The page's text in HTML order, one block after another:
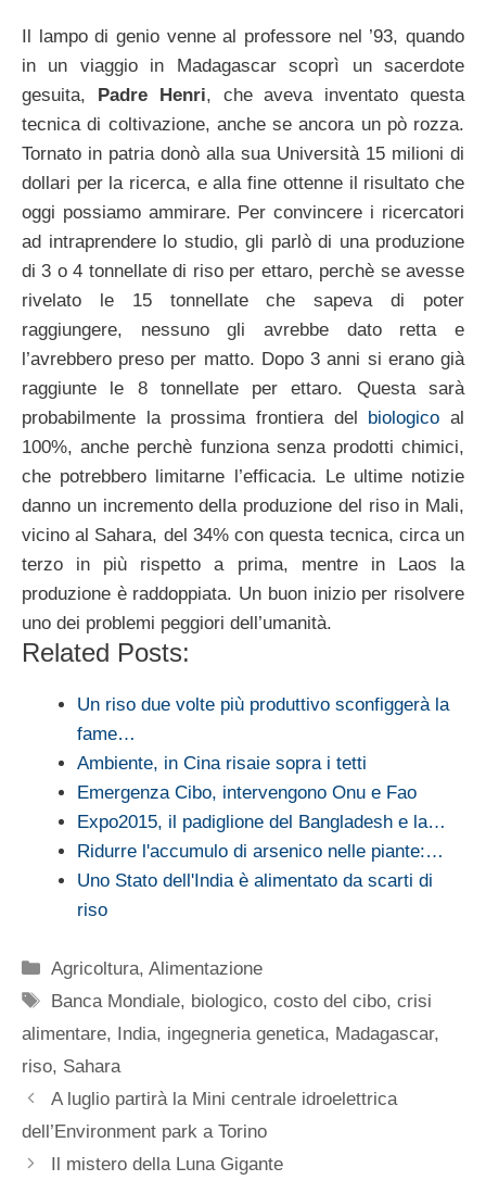
Il lampo di genio venne al professore nel ’93, quando
in un viaggio in Madagascar scoprì un sacerdote
gesuita, Padre Henri, che aveva inventato questa
tecnica di coltivazione, anche se ancora un pò rozza.
Tornato in patria donò alla sua Università 15 milioni di
dollari per la ricerca, e alla fine ottenne il risultato che
oggi possiamo ammirare. Per convincere i ricercatori
ad intraprendere lo studio, gli parlò di una produzione
di 3 o 4 tonnellate di riso per ettaro, perchè se avesse
rivelato le 15 tonnellate che sapeva di poter
raggiungere, nessuno gli avrebbe dato retta e
l’avrebbero preso per matto. Dopo 3 anni si erano già
raggiunte le 8 tonnellate per ettaro. Questa sarà
probabilmente la prossima frontiera del biologico al
100%, anche perchè funziona senza prodotti chimici,
che potrebbero limitarne l’efficacia. Le ultime notizie
danno un incremento della produzione del riso in Mali,
vicino al Sahara, del 34% con questa tecnica, circa un
terzo in più rispetto a prima, mentre in Laos la
produzione è raddoppiata. Un buon inizio per risolvere
uno dei problemi peggiori dell’umanità.
Related Posts:
Un riso due volte più produttivo sconfiggerà la
fame…
Ambiente, in Cina risaie sopra i tetti
Emergenza Cibo, intervengono Onu e Fao
Expo2015, il padiglione del Bangladesh e la…
Ridurre l'accumulo di arsenico nelle piante:…
Uno Stato dell'India è alimentato da scarti di
riso
Categorie
Agricoltura,Alimentazione
Tag
Banca Mondiale, biologico,costo del cibo,crisi
alimentare, India, ingegneria genetica, Madagascar,
riso, Sahara
A luglio partirà la Mini centrale idroelettrica
dell’Environment park a Torino
Il mistero della Luna Gigante